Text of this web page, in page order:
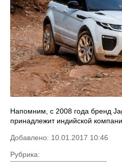
Напомним, с 2008 года бренд
принадлежит индийской
Добавлено: 10.01.2017 10:46
Рубрика: